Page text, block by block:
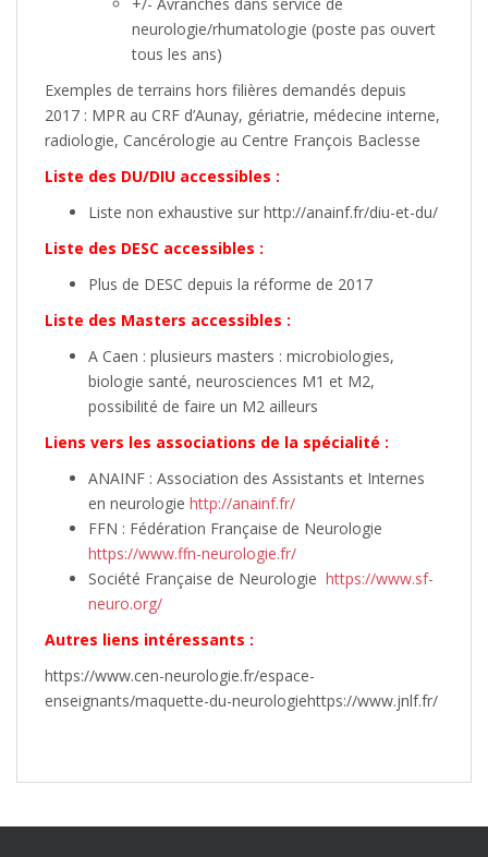
neurologie/rhumatologie (poste pas ouvert
tous les ans)
Exemples de terrains hors filières demandés depuis
2017 : MPR au CRF d’Aunay, gériatrie, médecine interne,
radiologie, Cancérologie au Centre François Baclesse
Liste des DU/DIU accessibles :
Liste non exhaustive sur http://anainf.fr/diu-et-du/
Liste des DESC accessibles :
Plus de DESC depuis la réforme de 2017
Liste des Masters accessibles :
A Caen : plusieurs masters : microbiologies,
biologie santé, neurosciences M1 et M2,
possibilité de faire un M2 ailleurs
Liens vers les associations de la spécialité :
ANAINF : Association des Assistants et Internes
en neurologie http://anainf.fr/
FFN : Fédération Française de Neurologie
https://www.ffn-neurologie.fr/
Société Française de Neurologie https://www.sf-
neuro.org/
Autres liens intéressants :
https://www.cen-neurologie.fr/espace-
enseignants/maquette-du-neurologiehttps://www.jnlf.fr/